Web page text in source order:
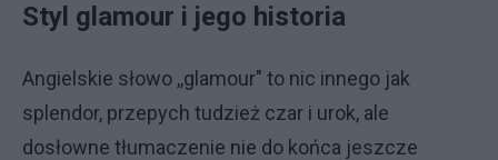
Styl glamour i jego historia
Angielskie słowo ,,glamour" to nic innego jak
splendor, przepych tudzież czar i urok, ale
dosłowne tłumaczenie nie do końca jeszcze